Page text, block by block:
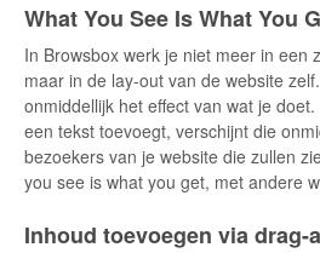
What You See Is What You
In Browsbox werk je niet meer in een
maar in de lay-out van de website
onmiddellijk het effect van wat je
een tekst toevoegt, verschijnt die
bezoekers van je website die zullen
you see is what you get, met andere
Inhoud toevoegen via drag-